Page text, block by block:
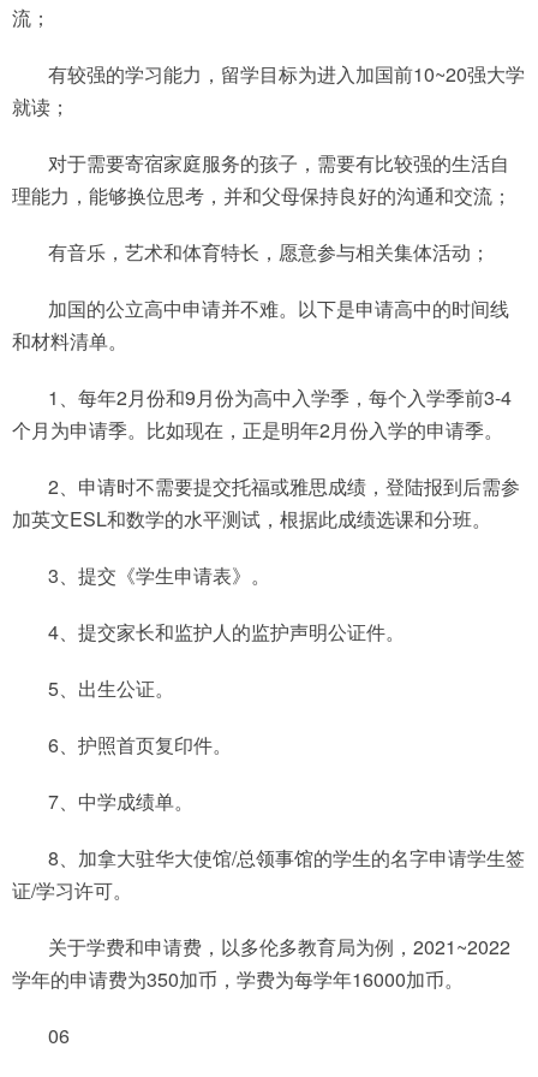
流；
有较强的学习能力，留学目标为进入加国前10~20强大学
就读；
对于需要寄宿家庭服务的孩子，需要有比较强的生活自
理能力，能够换位思考，并和父母保持良好的沟通和交流；
有音乐，艺术和体育特长，愿意参与相关集体活动；
加国的公立高中申请并不难。以下是申请高中的时间线
和材料清单。
1、每年2月份和9月份为高中入学季，每个入学季前3-4
个月为申请季。比如现在，正是明年2月份入学的申请季。
2、申请时不需要提交托福或雅思成绩，登陆报到后需参
加英文ESL和数学的水平测试，根据此成绩选课和分班。
3、提交《学生申请表》。
4、提交家长和监护人的监护声明公证件。
5、出生公证。
6、护照首页复印件。
7、中学成绩单。
8、加拿大驻华大使馆/总领事馆的学生的名字申请学生签
证/学习许可。
关于学费和申请费，以多伦多教育局为例，2021~2022
学年的申请费为350加币，学费为每学年16000加币。
06